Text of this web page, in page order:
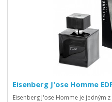
Eisenberg J'ose Homme
Eisenberg J'ose Homme je jedným